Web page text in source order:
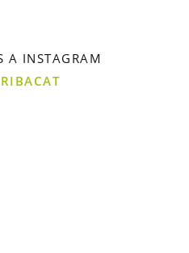
A INSTAGRAM